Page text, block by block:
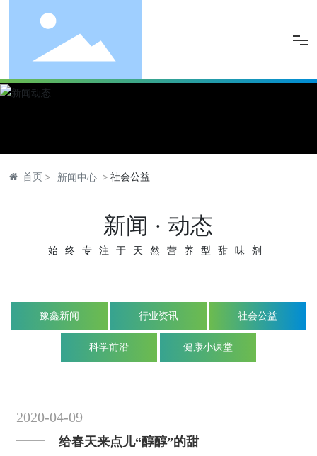
网站首页
产品中心
联系豫鑫
首页 新闻中心 社会公益
新闻 · 动态
始终专注于天然营养型甜味剂
豫鑫新闻 行业资讯 社会公益
科学前沿 健康小课堂
2020-04-09
给春天来点儿“醇醇”的甜